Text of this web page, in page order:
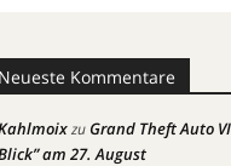
Kommentare
zuGrand Theft Auto
am 27. August